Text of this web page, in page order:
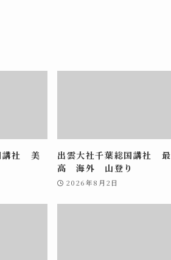
講社 美
出雲大社千葉総国講社 最
高 海外 山登り
2026年8月2日